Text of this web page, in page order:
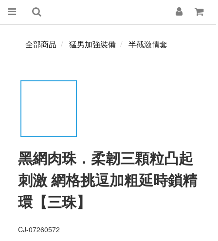
全部商品 猛男加強裝備 半截激情套
黑網肉珠．柔韌三顆粒凸起
刺激 網格挑逗加粗延時鎖精
環【三珠】
CJ-07260572